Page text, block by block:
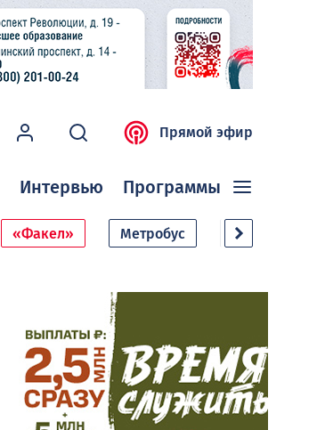
Прямой эфир
Интервью Программы
«Факел» Метробус Дачный